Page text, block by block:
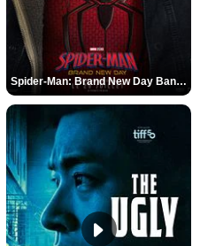
Spider-Man: Brand New Day Bande-annonce (3) VO STFR